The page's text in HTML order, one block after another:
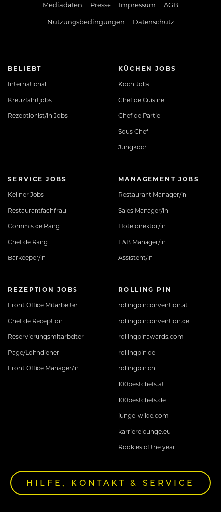
Mediadaten
Presse Impressum
AGB
Nutzungsbedingungen
Datenschutz
BELIEBT
International
Kreuzfahrtjobs
Rezeptionist/in Jobs
KÜCHEN JOBS
Koch Jobs
Chef de Cuisine
Chef de Partie
Sous Chef
Jungkoch
SERVICE JOBS
Kellner Jobs
Restaurantfachfrau
Commis de Rang
Chef de Rang
Barkeeper/in
MANAGEMENT JOBS
Restaurant Manager/in
Sales Manager/in
Hoteldirektor/in
F&B Manager/in
Assistent/in
REZEPTION JOBS
Front Office Mitarbeiter
Chef de Reception
Reservierungsmitarbeiter
Page/Lohndiener
Front Office Manager/in
ROLLING PIN
rollingpinconvention.at
rollingpinconvention.de
rollingpinawards.com
rollingpin.de
rollingpin.ch
100bestchefs.at
100bestchefs.de
junge-wilde.com
karrierelounge.eu
Rookies of the year
HILFE, KONTAKT & SERVICE